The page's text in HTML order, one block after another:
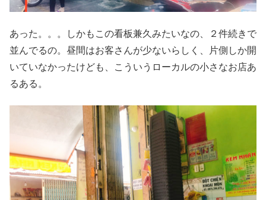
あった。。。しかもこの看板兼久みたいなの、２件続きで
並んでるの。昼間はお客さんが少ないらしく、片側しか開
いていなかったけども、こういうローカルの小さなお店あ
るある。